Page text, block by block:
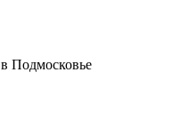
в Подмосковье